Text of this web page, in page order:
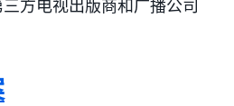
方电视出版商和广播公司